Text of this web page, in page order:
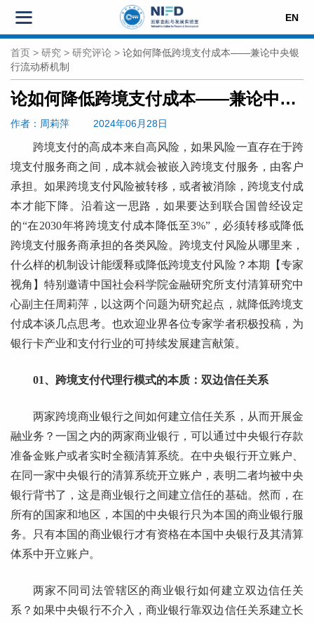
EN
首页 > 研究 > 研究评论 > 论如何降低跨境支付成本——兼论中央银
行流动桥机制
论如何降低跨境支付成本——兼论中央银行流动桥机制
作者 ：周莉萍 2024年06月28日
跨境支付的高成本来自高风险，如果风险一直存在于跨
境支付服务商之间，成本就会被嵌入跨境支付服务，由客户
承担。如果跨境支付风险被转移，或者被消除，跨境支付成
本才能下降。沿着这一思路，如果要达到联合国曾经设定
的“在2030年将跨境支付成本降低至3%”，必须转移或降低
跨境支付服务商承担的各类风险。跨境支付风险从哪里来，
什么样的机制设计能缓释或降低跨境支付风险？本期【专家
视角】特别邀请中国社会科学院金融研究所支付清算研究中
心副主任周莉萍，以这两个问题为研究起点，就降低跨境支
付成本谈几点思考。也欢迎业界各位专家学者积极投稿，为
银行卡产业和支付行业的可持续发展建言献策。
01、跨境支付代理行模式的本质：双边信任关系
两家跨境商业银行之间如何建立信任关系，从而开展金
融业务？一国之内的两家商业银行，可以通过中央银行存款
准备金账户或者实时全额清算系统。在中央银行开立账户、
在同一家中央银行的清算系统开立账户，表明二者均被中央
银行背书了，这是商业银行之间建立信任的基础。然而，在
所有的国家和地区，本国的中央银行只为本国的商业银行服
务。只有本国的商业银行才有资格在本国中央银行及其清算
体系中开立账户。
两家不同司法管辖区的商业银行如何建立双边信任关
系？如果中央银行不介入，商业银行靠双边信任关系建立长